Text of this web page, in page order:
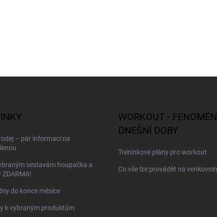
– pár informací na
sestavám houpačka a
ZDARMA!
do konce měsíce
k vybraným produktům
WORKOUT - FENOMÉN
DNEŠNÍ DOBY
Tréninkové plány pro workout
Co vše lze provádět na